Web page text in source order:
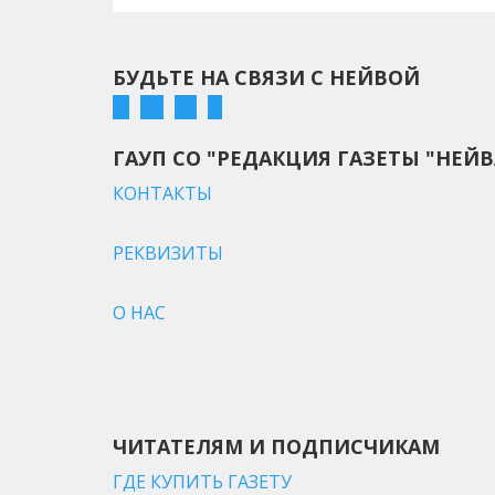
БУДЬТЕ НА СВЯЗИ С НЕЙВОЙ
ГАУП СО "РЕДАКЦИЯ ГАЗЕТЫ
КОНТАКТЫ
РЕКВИЗИТЫ
О НАС
ЧИТАТЕЛЯМ И ПОДПИСЧИКАМ
ГДЕ КУПИТЬ ГАЗЕТУ